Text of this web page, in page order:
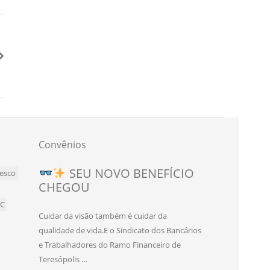
Convênios
SEU NOVO BENEFÍCIO
CHEGOU
Cuidar da visão também é cuidar da
qualidade de vida.E o Sindicato dos Bancários
e Trabalhadores do Ramo Financeiro de
Teresópolis …
Novo convênio para
bancários e bancárias de
O Sindicato dos Bancários e Trabalhadores
do Ramo Financeiro de Teresópolis firmou
um novo convênio com o SEC Studio